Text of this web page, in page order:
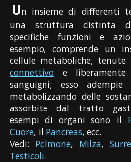
Un insieme di differenti
una struttura distinta
specifiche funzioni e
esempio, comprende un
cellule metaboliche, tenute
connettivo e
sanguigni; esso
metabolizzando delle
assorbite dal tratto
esempi di organi sono il
Cuore, il Pancreas, ecc.
Vedi: Polmone, Milza,
Testicoli.